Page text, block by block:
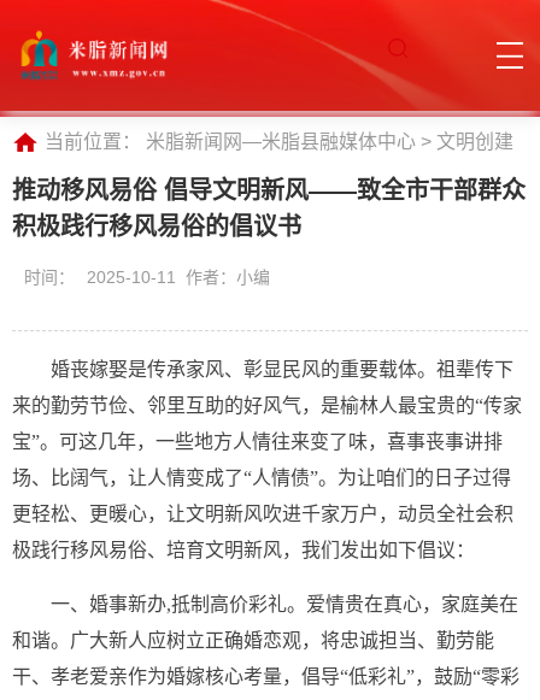
当前位置： 米脂新闻网—米脂县融媒体中心 > 文明创建
推动移风易俗 倡导文明新风——致全市干部群众
积极践行移风易俗的倡议书
时间： 2025-10-11 作者：小编
婚丧嫁娶是传承家风、彰显民风的重要载体。祖辈传下
来的勤劳节俭、邻里互助的好风气，是榆林人最宝贵的“传家
宝”。可这几年，一些地方人情往来变了味，喜事丧事讲排
场、比阔气，让人情变成了“人情债”。为让咱们的日子过得
更轻松、更暖心，让文明新风吹进千家万户，动员全社会积
极践行移风易俗、培育文明新风，我们发出如下倡议：
一、婚事新办,抵制高价彩礼。爱情贵在真心，家庭美在
和谐。广大新人应树立正确婚恋观，将忠诚担当、勤劳能
干、孝老爱亲作为婚嫁核心考量，倡导“低彩礼”，鼓励“零彩